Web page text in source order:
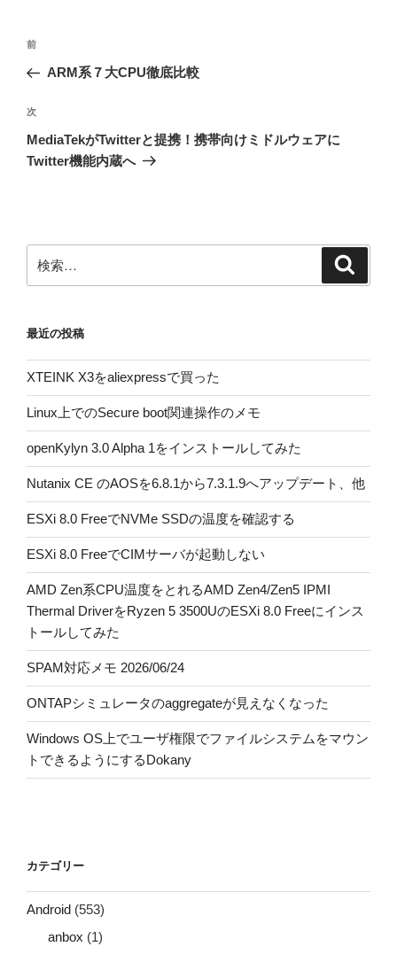
投
ナ
ビ
ゲ
ー
前
の
稿
前
ARM系７大CPU徹底比較
次
の
投
次
MediaTekがTwitterと提携！携帯向けミドルウェアに
Twitter機能内蔵へ
索:
最近の投稿
XTEINK X3をaliexpressで買った
Linux上でのSecure boot関連操作のメモ
openKylyn 3.0 Alpha 1をインストールしてみた
Nutanix CE のAOSを6.8.1から7.3.1.9へアップデート、他
ESXi 8.0 FreeでNVMe SSDの温度を確認する
ESXi 8.0 FreeでCIMサーバが起動しない
AMD Zen系CPU温度をとれるAMD Zen4/Zen5 IPMI
Thermal DriverをRyzen 5 3500UのESXi 8.0 Freeにインス
トールしてみた
SPAM対応メモ 2026/06/24
ONTAPシミュレータのaggregateが見えなくなった
Windows OS上でユーザ権限でファイルシステムをマウン
トできるようにするDokany
カテゴリー
Android (553)
anbox (1)